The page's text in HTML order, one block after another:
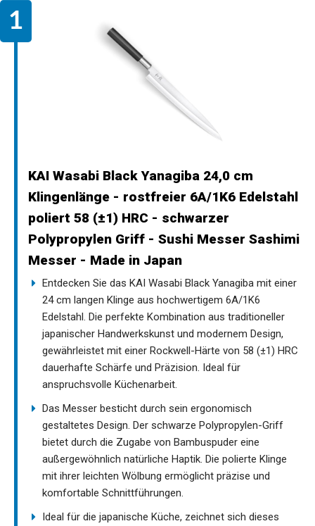
KAI Wasabi Black Yanagiba 24,0 cm
Klingenlänge - rostfreier 6A/1K6 Edelstahl
poliert 58 (±1) HRC - schwarzer
Polypropylen Griff - Sushi Messer Sashimi
Messer - Made in Japan
Entdecken Sie das KAI Wasabi Black Yanagiba mit einer
24 cm langen Klinge aus hochwertigem 6A/1K6
Edelstahl. Die perfekte Kombination aus traditioneller
japanischer Handwerkskunst und modernem Design,
gewährleistet mit einer Rockwell-Härte von 58 (±1) HRC
dauerhafte Schärfe und Präzision. Ideal für
anspruchsvolle Küchenarbeit.
Das Messer besticht durch sein ergonomisch
gestaltetes Design. Der schwarze Polypropylen-Griff
bietet durch die Zugabe von Bambuspuder eine
außergewöhnlich natürliche Haptik. Die polierte Klinge
mit ihrer leichten Wölbung ermöglicht präzise und
komfortable Schnittführungen.
Ideal für die japanische Küche, zeichnet sich dieses